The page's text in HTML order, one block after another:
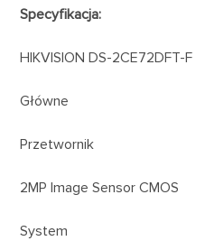
Specyfikacja:
HIKVISION DS-2CE72DFT-F
Główne
Przetwornik
2MP Image Sensor CMOS
System